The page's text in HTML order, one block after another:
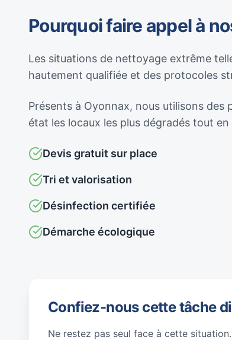
Pourquoi faire appel à
Les situations de nettoyage extrême
hautement qualifiée et des protocoles
Présents à Oyonnax, nous utilisons
état les locaux les plus dégradés tout
Devis gratuit sur place
Tri et valorisation
Désinfection certifiée
Démarche écologique
Confiez-nous cette tâche
Ne restez pas seul face à cette